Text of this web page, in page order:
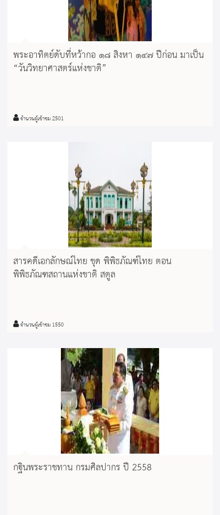
พระอาทิตย์ดับที่หว้ากอ ๑๘ สิงหา ๑๔๗ ปีก่อน มาเป็น
“วันวิทยาศาสตร์แห่งชาติ”
จำนวนผู้เข้าชม 2501
สารคดีเอกลักษณ์ไทย ชุด พิพิธภัณฑ์ไทย ตอน
พิพิธภัณฑสถานแห่งชาติ สตูล
จำนวนผู้เข้าชม 1550
กฐินพระราชทาน กรมศิลปากร ปี 2558